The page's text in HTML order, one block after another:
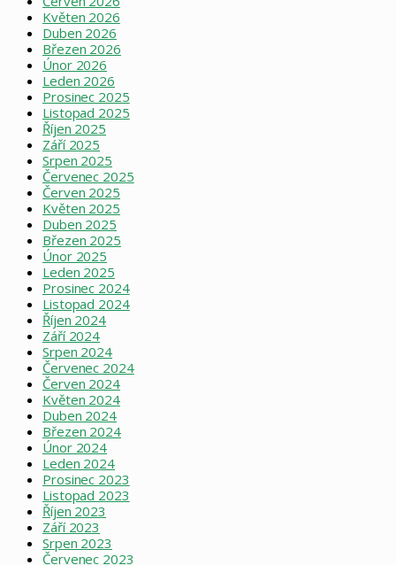
Květen 2026
Duben 2026
Březen 2026
Únor 2026
Leden 2026
Prosinec 2025
Listopad 2025
Říjen 2025
Září 2025
Srpen 2025
Červenec 2025
Červen 2025
Květen 2025
Duben 2025
Březen 2025
Únor 2025
Leden 2025
Prosinec 2024
Listopad 2024
Říjen 2024
Září 2024
Srpen 2024
Červenec 2024
Červen 2024
Květen 2024
Duben 2024
Březen 2024
Únor 2024
Leden 2024
Prosinec 2023
Listopad 2023
Říjen 2023
Září 2023
Srpen 2023
Červenec 2023